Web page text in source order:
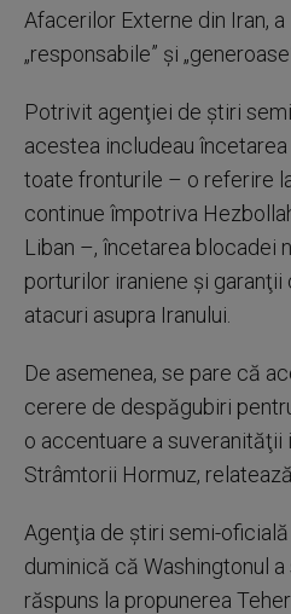
Afacerilor Externe din Iran,
„responsabile” şi
Potrivit agenţiei de ştiri
acestea includeau
toate fronturile – o referire
continue împotriva
Liban –, încetarea blocadei
porturilor iraniene şi garanţii
atacuri asupra Iranului.
De asemenea, se pare că
cerere de despăgubiri
o accentuare a suveranităţii
Strâmtorii Hormuz, relatează
Agenţia de ştiri semi-
duminică că Washingtonul
răspuns la propunerea